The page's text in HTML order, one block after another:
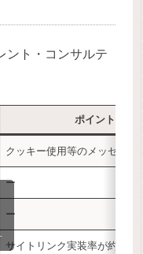
ント・コンサルテ
ポイント
クッキー使用等のメッセージ
ー
ー
サイトリンク実装率が約5割